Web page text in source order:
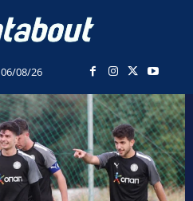
08/26